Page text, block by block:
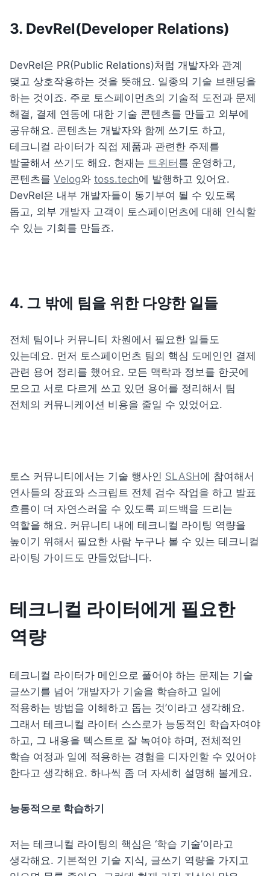
3. DevRel(Developer Relations)
DevRel은 PR(Public Relations)처럼 개발자와 관계
맺고 상호작용하는 것을 뜻해요. 일종의 기술 브랜딩을
하는 것이죠. 주로 토스페이먼츠의 기술적 도전과 문제
해결, 결제 연동에 대한 기술 콘텐츠를 만들고 외부에
공유해요. 콘텐츠는 개발자와 함께 쓰기도 하고,
테크니컬 라이터가 직접 제품과 관련한 주제를
발굴해서 쓰기도 해요. 현재는 트위터 를 운영하고,
콘텐츠를 Velog와 toss.tech에 발행하고 있어요.
DevRel은 내부 개발자들이 동기부여 될 수 있도록
돕고, 외부 개발자 고객이 토스페이먼츠에 대해 인식할
수 있는 기회를 만들죠.
4. 그 밖에 팀을 위한 다양한 일들
전체 팀이나 커뮤니티 차원에서 필요한 일들도
있는데요. 먼저 토스페이먼츠 팀의 핵심 도메인인 결제
관련 용어 정리를 했어요. 모든 맥락과 정보를 한곳에
모으고 서로 다르게 쓰고 있던 용어를 정리해서 팀
전체의 커뮤니케이션 비용을 줄일 수 있었어요.
토스 커뮤니티에서는 기술 행사인 SLASH에 참여해서
연사들의 장표와 스크립트 전체 검수 작업을 하고 발표
흐름이 더 자연스러울 수 있도록 피드백을 드리는
역할을 해요. 커뮤니티 내에 테크니컬 라이팅 역량을
높이기 위해서 필요한 사람 누구나 볼 수 있는 테크니컬
라이팅 가이드도 만들었답니다.
테크니컬 라이터에게 필요한
역량
테크니컬 라이터가 메인으로 풀어야 하는 문제는 기술
글쓰기를 넘어 ‘개발자가 기술을 학습하고 일에
적용하는 방법을 이해하고 돕는 것’이라고 생각해요.
그래서 테크니컬 라이터 스스로가 능동적인 학습자여야
하고, 그 내용을 텍스트로 잘 녹여야 하며, 전체적인
학습 여정과 일에 적용하는 경험을 디자인할 수 있어야
한다고 생각해요. 하나씩 좀 더 자세히 설명해 볼게요.
능동적으로 학습하기
저는 테크니컬 라이팅의 핵심은 ‘학습 기술’이라고
생각해요. 기본적인 기술 지식, 글쓰기 역량을 가지고